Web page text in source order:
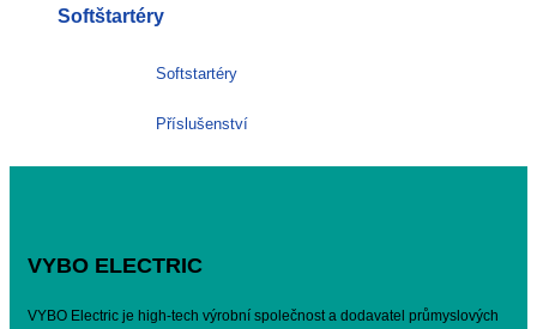
Softštartéry
Softstartéry
Příslušenství
VYBO ELECTRIC
VYBO Electric je high-tech výrobní společnost a dodavatel průmyslových